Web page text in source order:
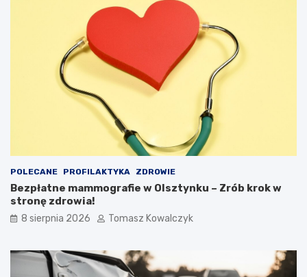
POLECANE PROFILAKTYKA ZDROWIE
Bezpłatne mammografie w Olsztynku – Zrób krok w
stronę zdrowia!
8 sierpnia 2026 Tomasz Kowalczyk